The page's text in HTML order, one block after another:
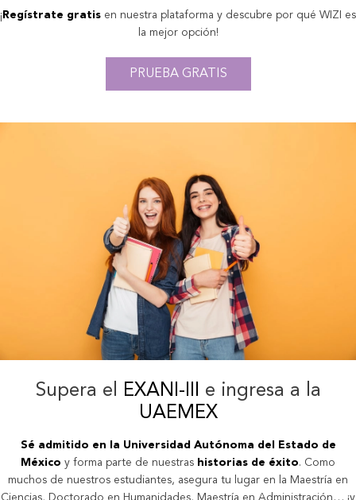
¡ Regístrate gratis en nuestra plataforma y descubre por qué WIZI es
la mejor opción!
PRUEBA GRATIS
Supera el EXANI-III e ingresa a la
UAEMEX
Sé admitido en la Universidad Autónoma del Estado de
México y forma parte de nuestras historias de éxito. Como
muchos de nuestros estudiantes, asegura tu lugar en la Maestría en
Ciencias, Doctorado en Humanidades, Maestría en Administración… ¡y